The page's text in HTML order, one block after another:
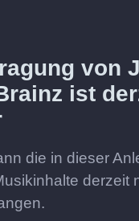
von
ist
die in dieser
derzeit